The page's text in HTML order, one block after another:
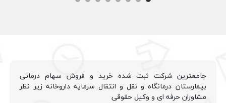
جامعترین شرکت ثبت شده خرید و فروش سهام درمانی
بیمارستان درمانگاه و نقل و انتقال سرمایه داروخانه زیر نظر
مشاوران حرفه ای و وکیل حقوقی